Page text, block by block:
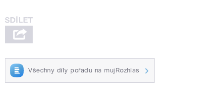
Všechny díly pořadu na mujRozhlas